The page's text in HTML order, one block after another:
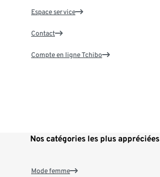
Espace service
Contact
Compte en ligne Tchibo
Nos catégories les plus appréciées
Mode femme